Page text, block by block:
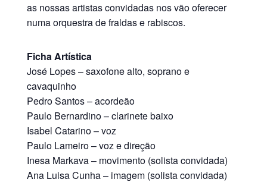
as nossas artistas convidadas nos vão oferecer
numa orquestra de fraldas e rabiscos.
Ficha Artística
José Lopes – saxofone alto, soprano e
cavaquinho
Pedro Santos – acordeão
Paulo Bernardino – clarinete baixo
Isabel Catarino – voz
Paulo Lameiro – voz e direção
Inesa Markava – movimento (solista convidada)
Ana Luisa Cunha – imagem (solista convidada)